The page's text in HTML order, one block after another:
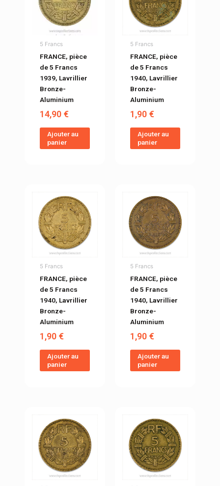
5 Francs
FRANCE, pièce
de 5 Francs
1939, Lavrillier
Bronze-
Aluminium
14,90€
Ajouter au
panier
5 Francs
FRANCE, pièce
de 5 Francs
1940, Lavrillier
Bronze-
Aluminium
1,90€
Ajouter au
panier
5 Francs
FRANCE, pièce
de 5 Francs
1940, Lavrillier
Bronze-
Aluminium
1,90€
Ajouter au
panier
5 Francs
FRANCE, pièce
de 5 Francs
1940, Lavrillier
Bronze-
Aluminium
1,90€
Ajouter au
panier